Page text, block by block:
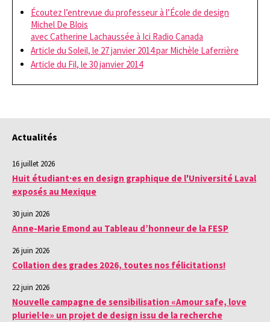
Écoutez l’entrevue du professeur à l’École de design
Michel De Blois
avec Catherine Lachaussée à Ici Radio Canada
Article du Soleil, le 27 janvier 2014 par Michèle Laferrière
Article du Fil, le 30 janvier 2014
Actualités
16 juillet 2026
Huit étudiant·es en design graphique de l'Université Laval
exposés au Mexique
30 juin 2026
Anne-Marie Emond au Tableau d’honneur de la FESP
26 juin 2026
Collation des grades 2026, toutes nos félicitations!
22 juin 2026
Nouvelle campagne de sensibilisation «Amour safe, love
pluriel·le» un projet de design issu de la recherche